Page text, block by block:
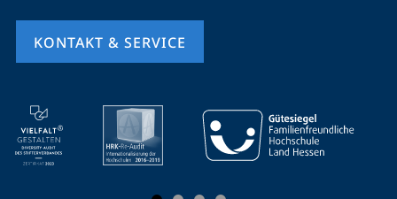
KONTAKT & SERVICE
Mobile-
Service-
Navigation